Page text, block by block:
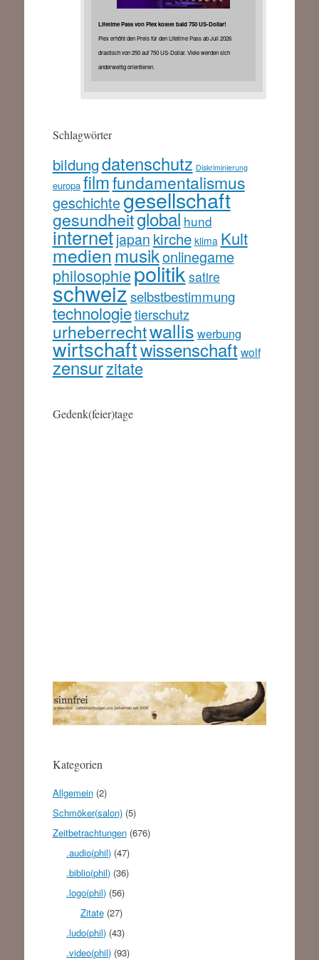
Lifetime Pass von Plex kostet bald 750 US-Dollar!
Plex erhöht den Preis für den Lifetime Pass ab Juli 2026
drastisch von 250 auf 750 US-Dollar. Viele werden sich
anderweitig orientieren.
Schlagwörter
bildungdatenschutz Diskriminierung
europa filmfundamentalismus
geschichtegesellschaft
gesundheitglobal hund
internetjapan kirche klima Kult
medienmusikonlinegame
philosophiepolitiksatire
schweizselbstbestimmung
technologietierschutz
urheberrechtwallis werbung
wirtschaftwissenschaft wolf
zensurzitate
Gedenk(feier)tage
Kategorien
Allgemein(2)
Schmöker(salon)(5)
Zeitbetrachtungen(676)
.audio(phil) (47)
.biblio(phil) (36)
.logo(phil) (56)
Zitate(27)
.ludo(phil) (43)
.video(phil) (93)